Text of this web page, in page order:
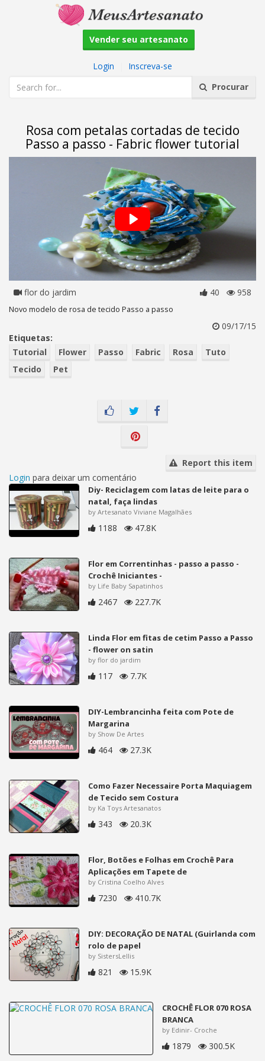
Vender seu artesanato
Login
Inscreva-se
Procurar
Rosa com petalas cortadas de tecido
Passo a passo - Fabric flower tutorial
flor do jardim 40 958
Novo modelo de rosa de tecido Passo a passo
09/17/15
Etiquetas:
Tutorial
Flower Passo Fabric Rosa
Tuto
Tecido
Pet
Report this item
Login para deixar um comentário
Diy- Reciclagem com latas de leite para o
natal, faça lindas
by Artesanato Viviane Magalhães
1188 47.8K
Flor em Correntinhas - passo a passo -
Crochê Iniciantes -
by Life Baby Sapatinhos
2467 227.7K
Linda Flor em fitas de cetim Passo a Passo
- flower on satin
by flor do jardim
117 7.7K
DIY-Lembrancinha feita com Pote de
Margarina
by Show De Artes
464 27.3K
Como Fazer Necessaire Porta Maquiagem
de Tecido sem Costura
by Ka Toys Artesanatos
343 20.3K
Flor, Botões e Folhas em Crochê Para
Aplicações em Tapete de
by Cristina Coelho Alves
7230 410.7K
DIY: DECORAÇÃO DE NATAL (Guirlanda com
rolo de papel
by SistersLellis
821 15.9K
CROCHÊ FLOR 070 ROSA
BRANCA
by Edinir- Croche
1879 300.5K